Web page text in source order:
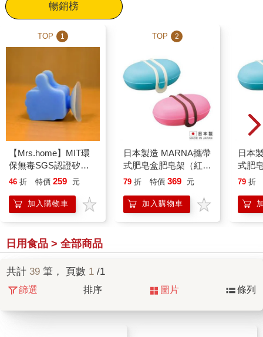
暢銷榜
TOP 1
【Mrs.home】MIT環
保無毒SGS認證矽膠
牙刷套3入／組
46 折 特價 259 元
加入購物車
TOP 2
日本製造 MARNA攜帶
式肥皂盒肥皂架（紅/
藍 二色）MAR－
79 折 特價 369 元
加入購物車
日本
式肥
藍 二
79 折
日用食品 > 全部商品
共計 39 筆， 頁數 1 /1
篩選 排序 圖片 條列